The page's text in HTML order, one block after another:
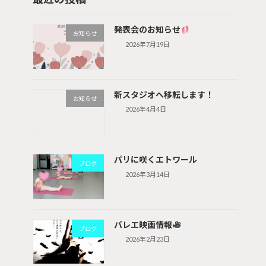
お知らせ 発表会のお知らせ
2026年7月19日
お知らせ 新スタジオへ移転します！
2026年4月4日
ブログ パリに咲くエトワール
2026年3月14日
ブログ バレエ映画情報
2026年2月23日